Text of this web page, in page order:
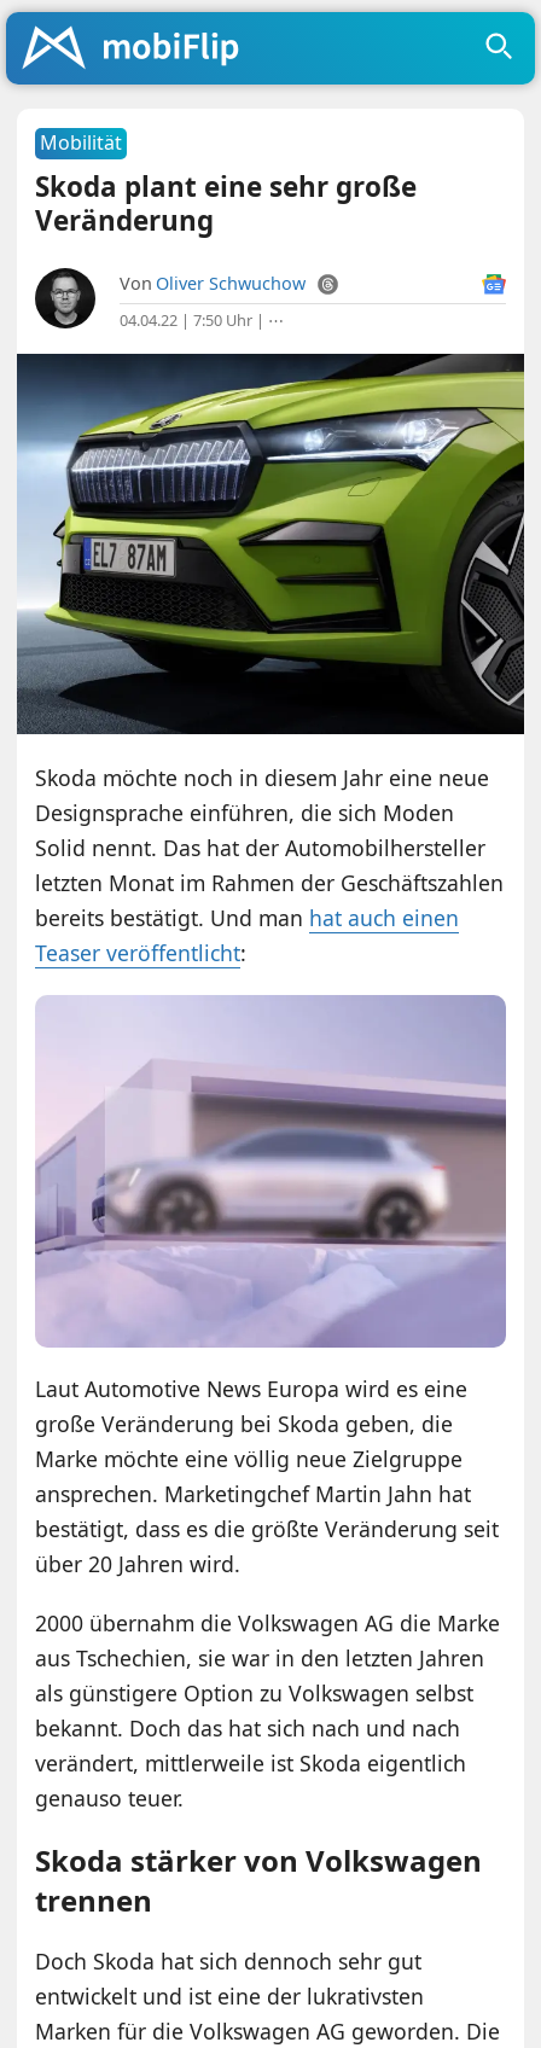
Mobilität
Skoda plant eine sehr große
Veränderung
Von Oliver Schwuchow
04.04.22 | 7:50 Uhr | ⋯
Skoda möchte noch in diesem Jahr eine neue
Designsprache einführen, die sich Moden
Solid nennt. Das hat der Automobilhersteller
letzten Monat im Rahmen der Geschäftszahlen
bereits bestätigt. Und man hat auch einen
Teaser veröffentlicht:
Laut Automotive News Europa wird es eine
große Veränderung bei Skoda geben, die
Marke möchte eine völlig neue Zielgruppe
ansprechen. Marketingchef Martin Jahn hat
bestätigt, dass es die größte Veränderung seit
über 20 Jahren wird.
2000 übernahm die Volkswagen AG die Marke
aus Tschechien, sie war in den letzten Jahren
als günstigere Option zu Volkswagen selbst
bekannt. Doch das hat sich nach und nach
verändert, mittlerweile ist Skoda eigentlich
genauso teuer.
Skoda stärker von Volkswagen
trennen
Doch Skoda hat sich dennoch sehr gut
entwickelt und ist eine der lukrativsten
Marken für die Volkswagen AG geworden. Die